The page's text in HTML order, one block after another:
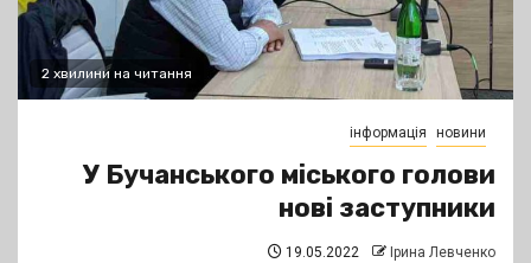
2 хвилини на читання
інформація новини
У Бучанського міського голови
нові заступники
19.05.2022 Ірина Левченко